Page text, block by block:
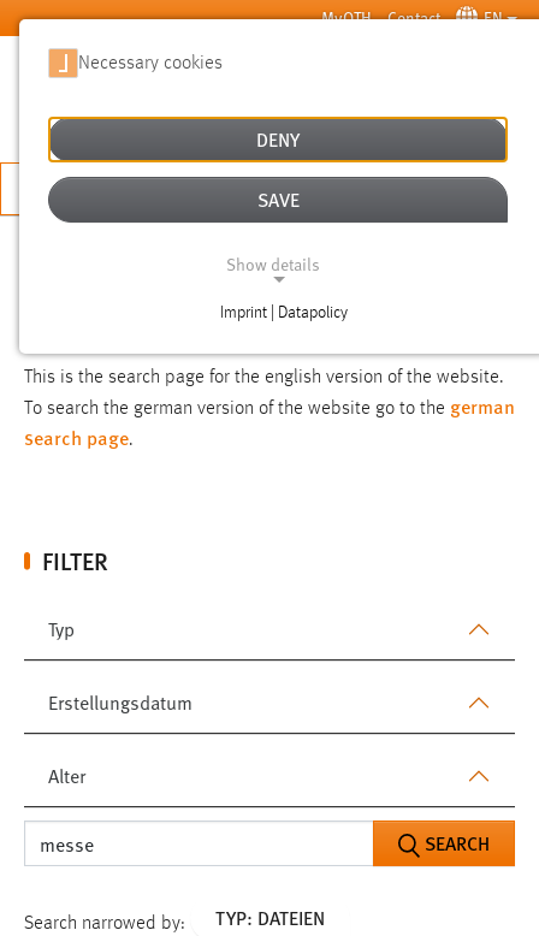
Skip to main content MyOTH Contact EN
APPLY NOW
This is the search page for the english version of the website.
To search the german version of the website go to the german
search page.
FILTER
Typ
Erstellungsdatum
Alter
SEARCH
Search narrowed by: TYP: DATEIEN
Necessary cookies
DENY
SAVE
Show details
Imprint | Datapolicy